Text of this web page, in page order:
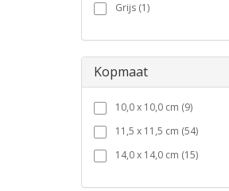
Grijs (1)
Kopmaat
10,0 x 10,0 cm (9)
11,5 x 11,5 cm (54)
14,0 x 14,0 cm (15)